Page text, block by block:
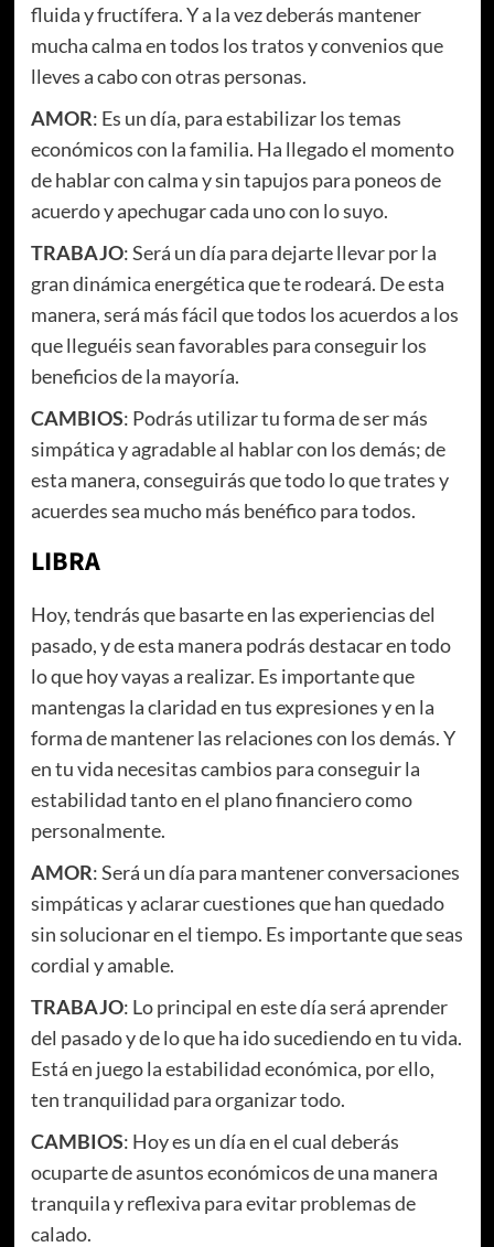
fluida y fructífera. Y a la vez deberás mantener
mucha calma en todos los tratos y convenios que
lleves a cabo con otras personas.
AMOR: Es un día, para estabilizar los temas
económicos con la familia. Ha llegado el momento
de hablar con calma y sin tapujos para poneos de
acuerdo y apechugar cada uno con lo suyo.
TRABAJO: Será un día para dejarte llevar por la
gran dinámica energética que te rodeará. De esta
manera, será más fácil que todos los acuerdos a los
que lleguéis sean favorables para conseguir los
beneficios de la mayoría.
CAMBIOS: Podrás utilizar tu forma de ser más
simpática y agradable al hablar con los demás; de
esta manera, conseguirás que todo lo que trates y
acuerdes sea mucho más benéfico para todos.
LIBRA
Hoy, tendrás que basarte en las experiencias del
pasado, y de esta manera podrás destacar en todo
lo que hoy vayas a realizar. Es importante que
mantengas la claridad en tus expresiones y en la
forma de mantener las relaciones con los demás. Y
en tu vida necesitas cambios para conseguir la
estabilidad tanto en el plano financiero como
personalmente.
AMOR: Será un día para mantener conversaciones
simpáticas y aclarar cuestiones que han quedado
sin solucionar en el tiempo. Es importante que seas
cordial y amable.
TRABAJO: Lo principal en este día será aprender
del pasado y de lo que ha ido sucediendo en tu vida.
Está en juego la estabilidad económica, por ello,
ten tranquilidad para organizar todo.
CAMBIOS: Hoy es un día en el cual deberás
ocuparte de asuntos económicos de una manera
tranquila y reflexiva para evitar problemas de
calado.